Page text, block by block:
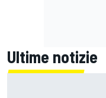
Ultime notizie